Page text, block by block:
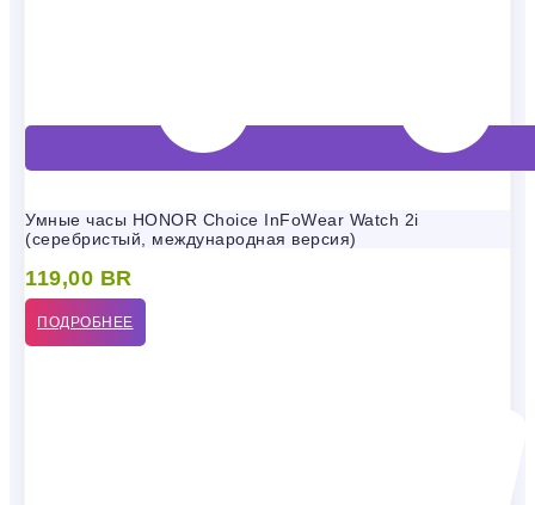
Умные часы HONOR Choice InFoWear Watch 2i
(серебристый, международная версия)
119,00 BR
ПОДРОБНЕЕ